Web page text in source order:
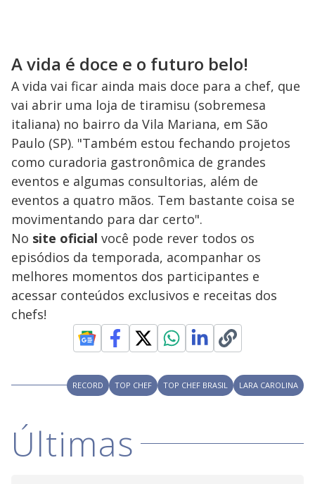
A vida é doce e o futuro belo!
A vida vai ficar ainda mais doce para a chef, que
vai abrir uma loja de tiramisu (sobremesa
italiana) no bairro da Vila Mariana, em São
Paulo (SP). "Também estou fechando projetos
como curadoria gastronômica de grandes
eventos e algumas consultorias, além de
eventos a quatro mãos. Tem bastante coisa se
movimentando para dar certo".
No site oficial você pode rever todos os
episódios da temporada, acompanhar os
melhores momentos dos participantes e
acessar conteúdos exclusivos e receitas dos
chefs!
RECORD TOP CHEF TOP CHEF BRASIL LARA CAROLINA
Últimas